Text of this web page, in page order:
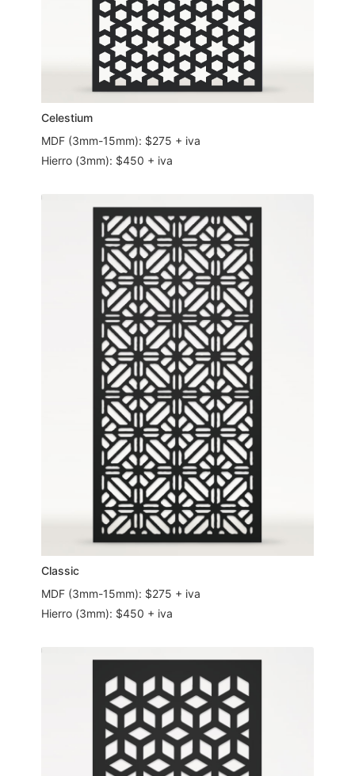
Celestium
MDF (3mm-15mm): $275 + iva
Hierro (3mm): $450 + iva
Classic
MDF (3mm-15mm): $275 + iva
Hierro (3mm): $450 + iva